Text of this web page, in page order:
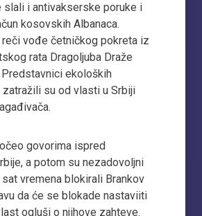
slali i antivakserske poruke i
kosovskih Albanaca.
reči vođe četničkog pokreta iz
rata Dragoljuba Draže
ekoloških
zatražili su od vlasti u Srbiji
govorima ispred
a potom su nezadovoljni
vremena blokirali Brankov
da će se blokade nastaviiti
ogluši o njihove zahteve.